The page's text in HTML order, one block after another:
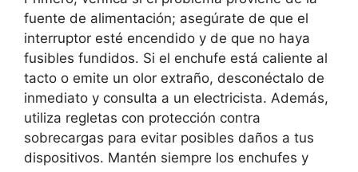
fuente de alimentación; asegúrate de que el
interruptor esté encendido y de que no haya
fusibles fundidos. Si el enchufe está caliente al
tacto o emite un olor extraño, desconéctalo de
inmediato y consulta a un electricista. Además,
utiliza regletas con protección contra
sobrecargas para evitar posibles daños a tus
dispositivos. Mantén siempre los enchufes y